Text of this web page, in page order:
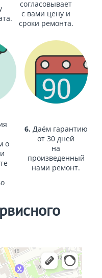
согласовывает
с вами цену и
сроки ремонта.
о
6. Даём гарантию
от 30 дней
на
произведенный
нами ремонт.